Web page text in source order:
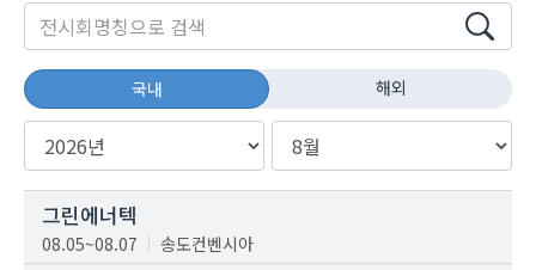
국내 해외
그린에너텍
08.05~08.07 송도컨벤시아